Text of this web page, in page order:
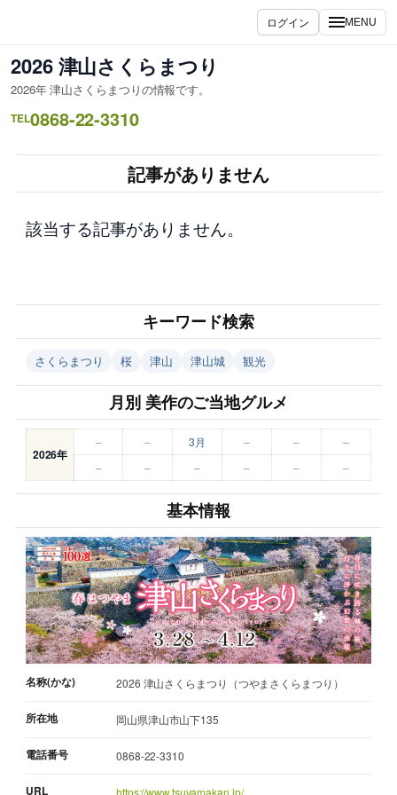
を
ス
キ
ッ
ログイン MENU
2026 津山さくらまつり
2026年 津山さくらまつりの情報です。
TEL0868-22-3310
記事がありません
該当する記事がありません。
キーワード検索
さくらまつり 桜 津山 津山城 観光
月別 美作のご当地グルメ
2026年
– – 3月 – –
–
–
– – – – –
基本情報
名称(かな) 2026 津山さくらまつり（つやまさくらまつり）
所在地 岡山県津山市山下135
電話番号 0868-22-3310
URL https://www.tsuyamakan.jp/